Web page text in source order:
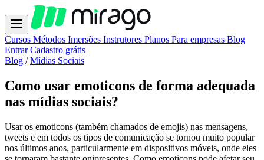
Cursos Métodos Imersões Instrutores Planos Para empresas Blog
EntrarCadastro grátis
Blog / Mídias Sociais
Como usar emoticons de forma adequada
nas mídias sociais?
Usar os emoticons (também chamados de emojis) nas mensagens,
tweets e em todos os tipos de comunicação se tornou muito popular
nos últimos anos, particularmente em dispositivos móveis, onde eles